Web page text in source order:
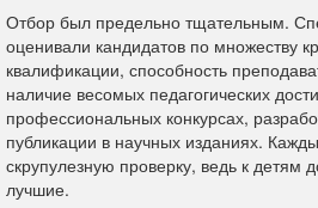
Отбор был предельно тщательным.
оценивали кандидатов по множеству
квалификации, способность
наличие весомых педагогических
профессиональных конкурсах,
публикации в научных изданиях.
скрупулезную проверку, ведь к детям
лучшие.